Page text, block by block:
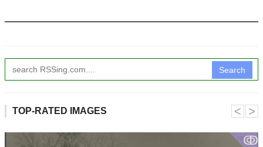
Search
TOP-RATED IMAGES
ↂ
˂ ˃